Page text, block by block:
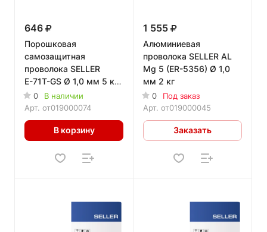
646
Порошковая
самозащитная
проволока SELLER
Е-71T-GS Ø 1,0 мм 5 кг
D 200
0
В наличии
Арт. от019000074
В корзину
1 555
Алюминиевая
проволока SELLER AL
Mg 5 (ER-5356) Ø 1,0
мм 2 кг
0
Под заказ
Арт. от019000045
Заказать